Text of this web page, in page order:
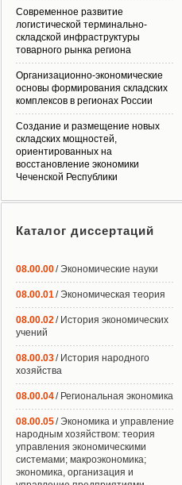
Современное развитие
логистической терминально-
складской инфраструктуры
товарного рынка региона
Организационно-экономические
основы формирования складских
комплексов в регионах России
Создание и размещение новых
складских мощностей,
ориентированных на
восстановление экономики
Чеченской Республики
Каталог диссертаций
08.00.00/ Экономические науки
08.00.01/ Экономическая теория
08.00.02/ История экономических
учений
08.00.03/ История народного
хозяйства
08.00.04/ Региональная экономика
08.00.05/ Экономика и управление
народным хозяйством: теория
управления экономическими
системами; макроэкономика;
экономика, организация и